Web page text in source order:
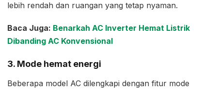
lebih rendah dan ruangan yang tetap nyaman.
Baca Juga: Benarkah AC Inverter Hemat Listrik
Dibanding AC Konvensional
3. Mode hemat energi
Beberapa model AC dilengkapi dengan fitur mode